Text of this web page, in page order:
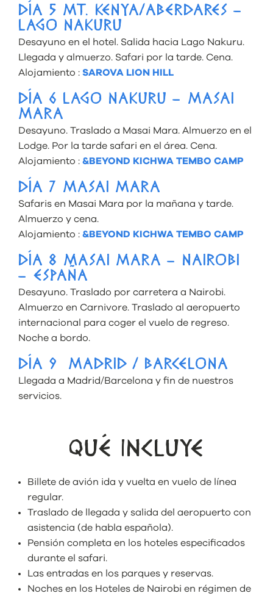
DÍA 5 MT. KENYA/ABERDARES –
LAGO NAKURU
Desayuno en el hotel. Salida hacia Lago Nakuru.
Llegada y almuerzo. Safari por la tarde. Cena.
Alojamiento : SAROVA LION HILL
DÍA 6 LAGO NAKURU – MASAI
MARA
Desayuno. Traslado a Masai Mara. Almuerzo en el
Lodge. Por la tarde safari en el área. Cena.
Alojamiento : &BEYOND KICHWA TEMBO CAMP
DÍA 7 MASAI MARA
Safaris en Masai Mara por la mañana y tarde.
Almuerzo y cena.
Alojamiento : &BEYOND KICHWA TEMBO CAMP
DÍA 8 MASAI MARA – NAIROBI
– ESPAÑA
Desayuno. Traslado por carretera a Nairobi.
Almuerzo en Carnivore. Traslado al aeropuerto
internacional para coger el vuelo de regreso.
Noche a bordo.
DÍA 9 MADRID / BARCELONA
Llegada a Madrid/Barcelona y fin de nuestros
servicios.
QUÉ INCLUYE
Billete de avión ida y vuelta en vuelo de línea
regular.
Traslado de llegada y salida del aeropuerto con
asistencia (de habla española).
Pensión completa en los hoteles especificados
durante el safari.
Las entradas en los parques y reservas.
Noches en los Hoteles de Nairobi en régimen de